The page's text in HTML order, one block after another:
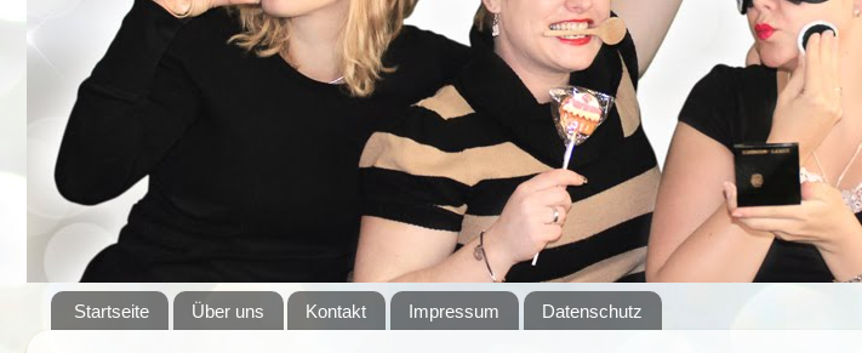
Startseite Über uns Kontakt Impressum Datenschutz